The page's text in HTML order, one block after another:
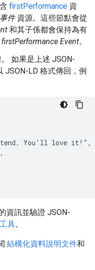
firstPerformance 資
事件資源。這些節點會從
和其子係都會保持為有
firstPerformance Event。
如果是上述 JSON-
JSON-LD 格式傳回，例
You'll love it!",
資訊並驗證 JSON-
具。
結構化資料說明文件和